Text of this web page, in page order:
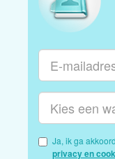
Ja, ik ga
privacy en